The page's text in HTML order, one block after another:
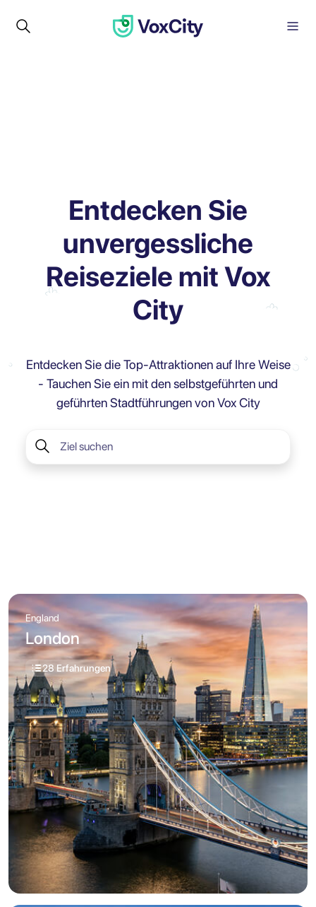
Entdecken Sie
unvergessliche
Reiseziele mit Vox
City
Entdecken Sie die Top-Attraktionen auf Ihre Weise
- Tauchen Sie ein mit den selbstgeführten und
geführten Stadtführungen von Vox City
England
London
28 Erfahrungen